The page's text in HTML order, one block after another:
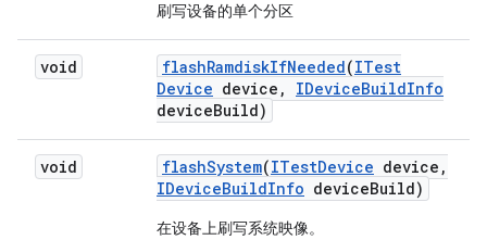
刷写设备的单个分区
void flashRamdiskIfNeeded(ITest
Device device , IDeviceBuildInfo
deviceBuild)
void flashSystem(ITestDevice device ,
IDeviceBuildInfo deviceBuild)
在设备上刷写系统映像。